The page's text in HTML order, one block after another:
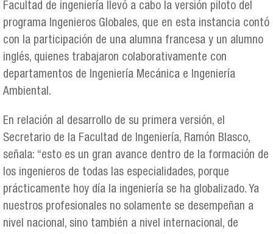
Facultad de ingeniería llevó a cabo la versión piloto del
programa Ingenieros Globales, que en esta instancia contó
con la participación de una alumna francesa y un alumno
inglés, quienes trabajaron colaborativamente con
departamentos de Ingeniería Mecánica e Ingeniería
Ambiental.
En relación al desarrollo de su primera versión, el
Secretario de la Facultad de Ingeniería, Ramón Blasco,
señala: “esto es un gran avance dentro de la formación de
los ingenieros de todas las especialidades, porque
prácticamente hoy día la ingeniería se ha globalizado. Ya
nuestros profesionales no solamente se desempeñan a
nivel nacional, sino también a nivel internacional, de